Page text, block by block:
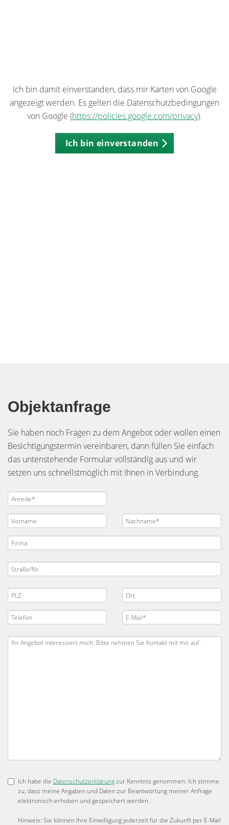
Ich bin damit einverstanden, dass mir Karten von Google
angezeigt werden. Es gelten die Datenschutzbedingungen
von Google (https://policies.google.com/privacy).
Ich bin einverstanden
Objektanfrage
Sie haben noch Fragen zu dem Angebot oder wollen einen
Besichtigungstermin vereinbaren, dann füllen Sie einfach
das untenstehende Formular vollständig aus und wir
setzen uns schnellstmöglich mit Ihnen in Verbindung.
Ich habe die Datenschutzerklärungzur Kenntnis genommen. Ich stimme
zu, dass meine Angaben und Daten zur Beantwortung meiner Anfrage
elektronisch erhoben und gespeichert werden.
Hinweis: Sie können Ihre Einwilligung jederzeit für die Zukunft per E-Mail